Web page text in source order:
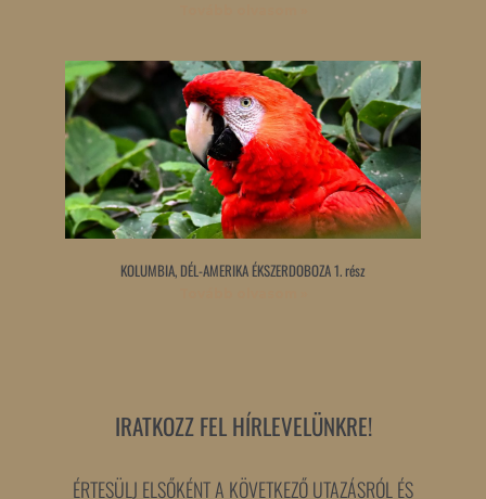
KOLUMBIA, DÉL-AMERIKA ÉKSZERDOBOZA 1. rész
IRATKOZZ FEL HÍRLEVELÜNKRE!
ÉRTESÜLJ ELSŐKÉNT A KÖVETKEZŐ UTAZÁSRÓL ÉS